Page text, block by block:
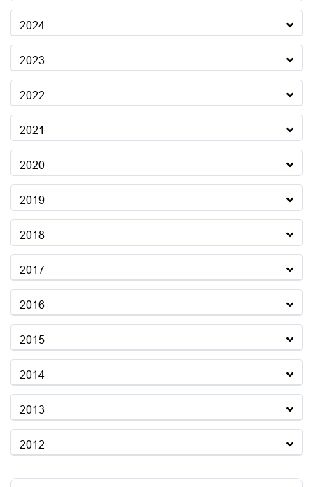
2024
2023
2022
2021
2020
2019
2018
2017
2016
2015
2014
2013
2012